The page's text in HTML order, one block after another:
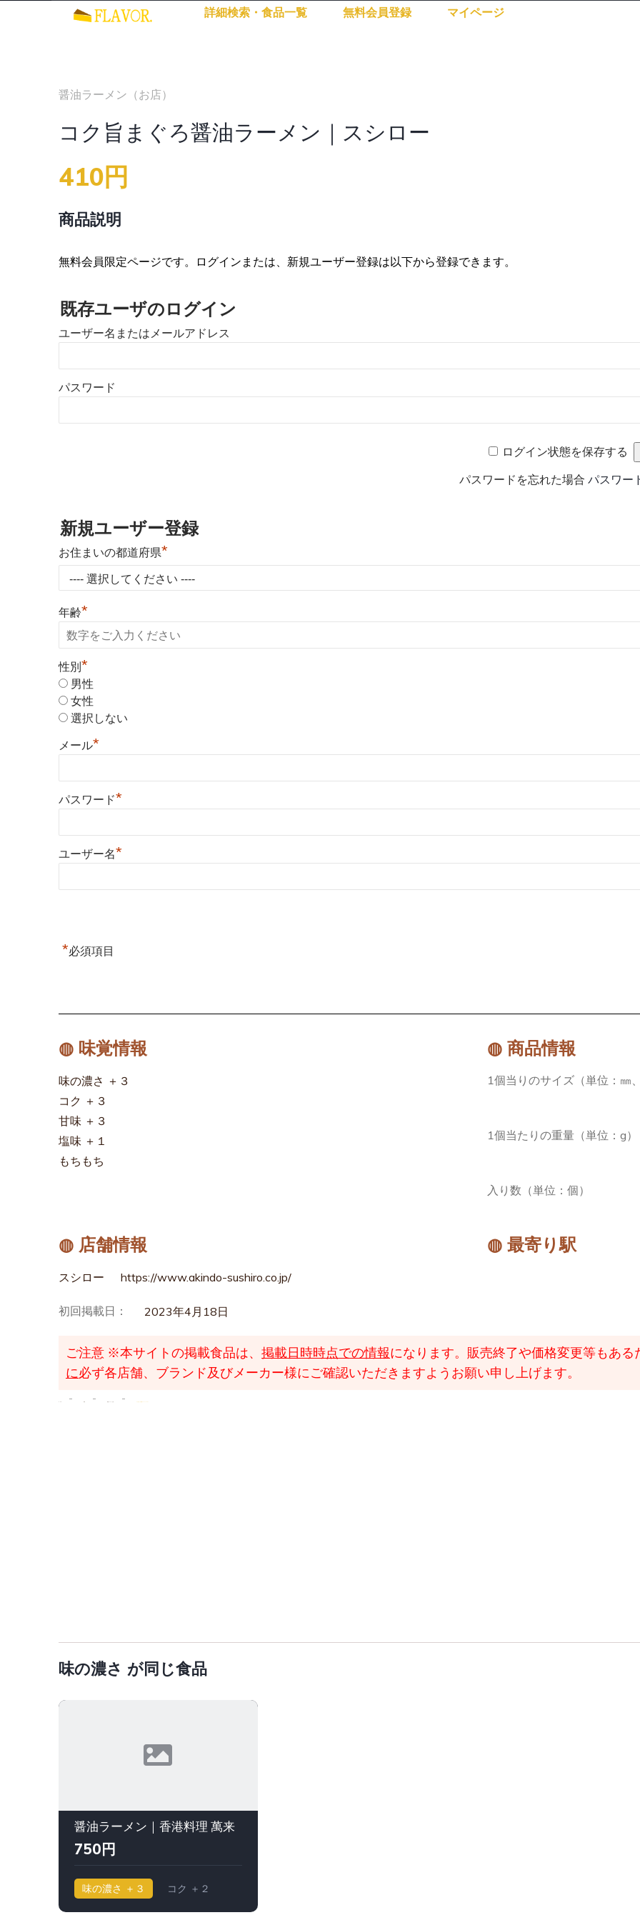
詳細検索・食品一覧 無料会員登録 マイページ
醤油ラーメン（お店）
コク旨まぐろ醤油ラーメン｜スシロー
410円
商品説明
無料会員限定ページです。ログインまたは、新規ユーザー登録は以下から登録できます。
既存ユーザのログイン
ユーザー名またはメールアドレス
パスワード
ログイン状態を保存する
パスワードを忘れた場合 パスワー
新規ユーザー登録
お住まいの都道府県*
年齢*
性別 *
男性
女性
選択しない
メール*
パスワード*
ユーザー名*
*必須項目
◍ 味覚情報
味の濃さ ＋３
コク ＋３
甘味 ＋３
塩味 ＋１
もちもち
◍ 商品情報
1個当りのサイズ（単位：㎜
1個当たりの重量（単位：g）
入り数（単位：個）
◍ 店舗情報
スシロー https://www.akindo-sushiro.co.jp/
◍ 最寄り駅
初回掲載日： 2023年4月18日
ご注意 ※本サイトの掲載食品は、 掲載日時時点での情報になります。販売終了や価格変更等もある
に必ず各店舗、ブランド及びメーカー様にご確認いただきますようお願い申し上げます。
味の濃さ が同じ食品
醤油ラーメン｜香港料理 萬来
750円
味の濃さ ＋３ コク ＋２